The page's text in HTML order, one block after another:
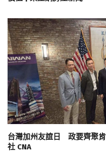
台灣加州友誼日 政要齊聚
社 CNA